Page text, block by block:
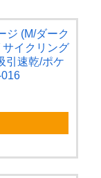
ジ (M/ダーク
サイクリング
引速乾/ポケ